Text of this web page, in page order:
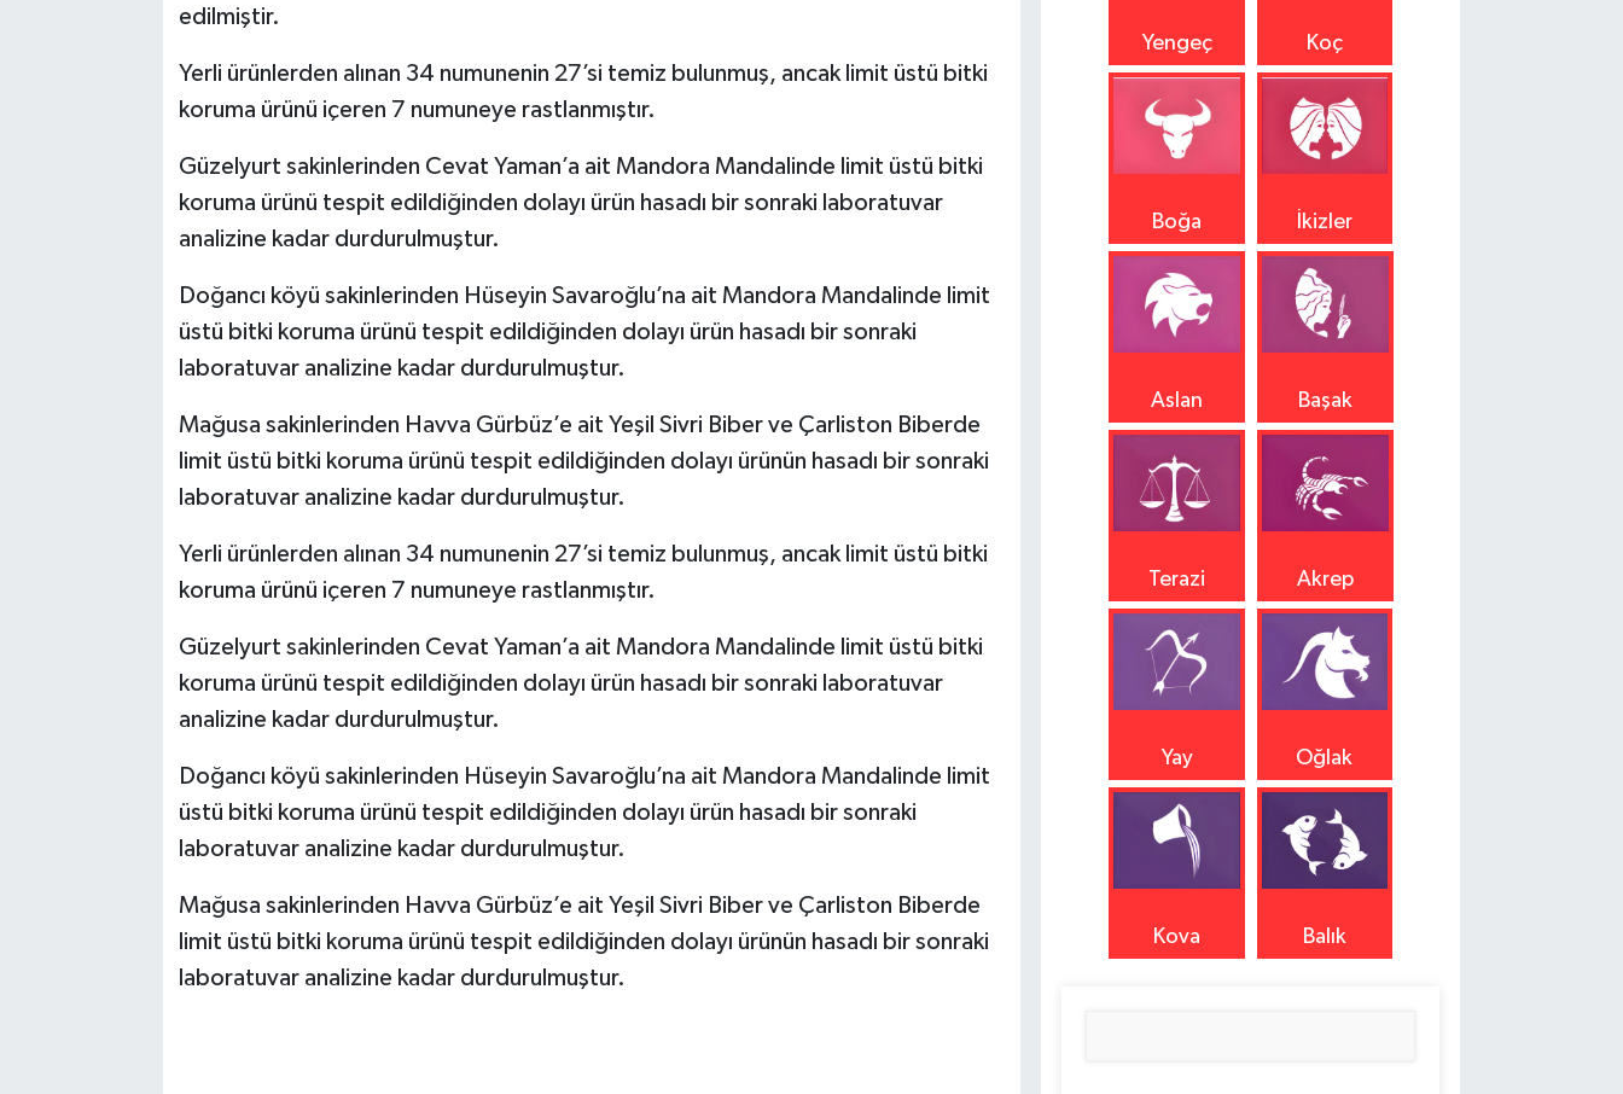
edilmiştir.
Yerli ürünlerden alınan 34 numunenin 27’si temiz bulunmuş, ancak limit üstü bitki
koruma ürünü içeren 7 numuneye rastlanmıştır.
Güzelyurt sakinlerinden Cevat Yaman’a ait Mandora Mandalinde limit üstü bitki
koruma ürünü tespit edildiğinden dolayı ürün hasadı bir sonraki laboratuvar
analizine kadar durdurulmuştur.
Doğancı köyü sakinlerinden Hüseyin Savaroğlu’na ait Mandora Mandalinde limit
üstü bitki koruma ürünü tespit edildiğinden dolayı ürün hasadı bir sonraki
laboratuvar analizine kadar durdurulmuştur.
Mağusa sakinlerinden Havva Gürbüz’e ait Yeşil Sivri Biber ve Çarliston Biberde
limit üstü bitki koruma ürünü tespit edildiğinden dolayı ürünün hasadı bir sonraki
laboratuvar analizine kadar durdurulmuştur.
Yerli ürünlerden alınan 34 numunenin 27’si temiz bulunmuş, ancak limit üstü bitki
koruma ürünü içeren 7 numuneye rastlanmıştır.
Güzelyurt sakinlerinden Cevat Yaman’a ait Mandora Mandalinde limit üstü bitki
koruma ürünü tespit edildiğinden dolayı ürün hasadı bir sonraki laboratuvar
analizine kadar durdurulmuştur.
Doğancı köyü sakinlerinden Hüseyin Savaroğlu’na ait Mandora Mandalinde limit
üstü bitki koruma ürünü tespit edildiğinden dolayı ürün hasadı bir sonraki
laboratuvar analizine kadar durdurulmuştur.
Mağusa sakinlerinden Havva Gürbüz’e ait Yeşil Sivri Biber ve Çarliston Biberde
limit üstü bitki koruma ürünü tespit edildiğinden dolayı ürünün hasadı bir sonraki
laboratuvar analizine kadar durdurulmuştur.
Yengeç Koç
Boğa İkizler
Aslan Başak
Terazi Akrep
Yay Oğlak
Kova Balık